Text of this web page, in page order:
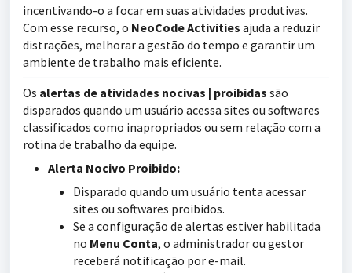
incentivando-o a focar em suas atividades produtivas.
Com esse recurso, o NeoCode Activities ajuda a reduzir
distrações, melhorar a gestão do tempo e garantir um
ambiente de trabalho mais eficiente.
Os alertas de atividades nocivas | proibidas são
disparados quando um usuário acessa sites ou softwares
classificados como inapropriados ou sem relação com a
rotina de trabalho da equipe.
Alerta Nocivo Proibido:
Disparado quando um usuário tenta acessar
sites ou softwares proibidos.
Se a configuração de alertas estiver habilitada
no Menu Conta, o administrador ou gestor
receberá notificação por e-mail.